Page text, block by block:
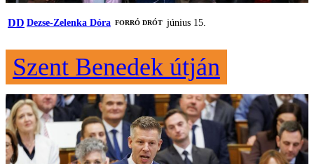
DD Dezse-Zelenka Dóra FORRÓ DRÓT június 15.
Szent Benedek útján